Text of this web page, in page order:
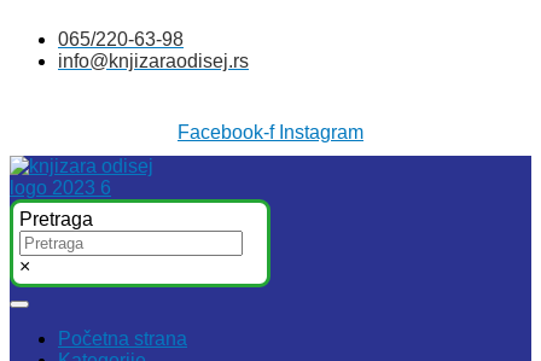
sadržaj
065/220-63-98
info@knjizaraodisej.rs
Facebook-f Instagram
Pretraga
×
Početna strana